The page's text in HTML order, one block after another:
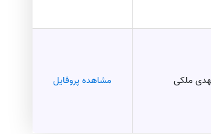
ملکی مشاهده پروفایل